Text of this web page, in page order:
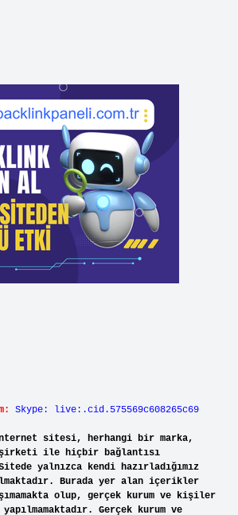
Skype: live:.cid.575569c608265c69
sitesi, herhangi bir marka,
şirketi ile hiçbir bağlantısı
yalnızca kendi hazırladığımız
Burada yer alan içerikler
olup, gerçek kurum ve kişiler
yapılmamaktadır. Gerçek kurum ve